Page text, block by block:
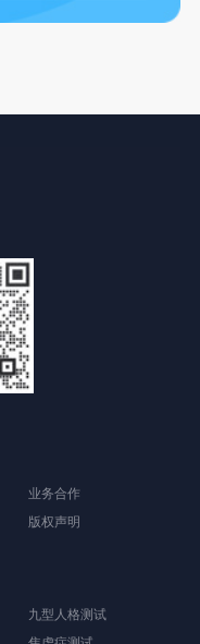
业务合作
版权声明
九型人格测试